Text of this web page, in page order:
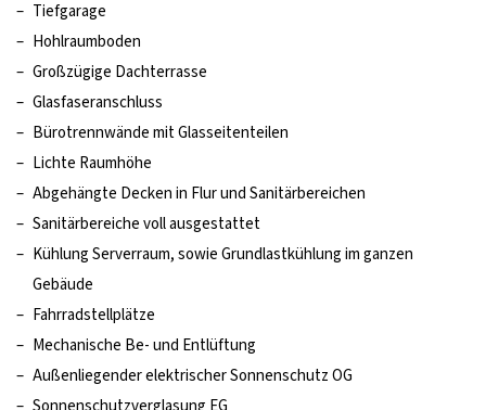
– Tiefgarage
– Hohlraumboden
– Großzügige Dachterrasse
– Glasfaseranschluss
– Bürotrennwände mit Glasseitenteilen
– Lichte Raumhöhe
– Abgehängte Decken in Flur und Sanitärbereichen
– Sanitärbereiche voll ausgestattet
– Kühlung Serverraum, sowie Grundlastkühlung im ganzen
Gebäude
– Fahrradstellplätze
– Mechanische Be- und Entlüftung
– Außenliegender elektrischer Sonnenschutz OG